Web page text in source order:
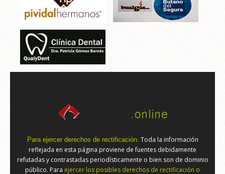
Para ejercer derechos de rectificación. Toda la información
reflejada en esta página proviene de fuentes debidamente
refutadas y contrastadas periodísticamente o bien son de dominio
público. Para ejercer los posibles derechos de rectificación o